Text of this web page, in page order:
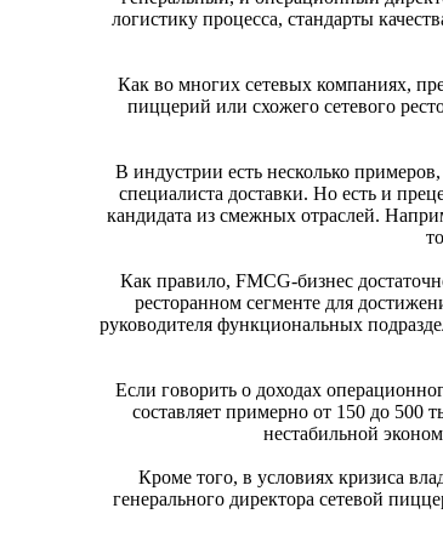
логистику процесса, стандарты
Как во многих сетевых компаниях,
пиццерий или схожего сетевого
В индустрии есть несколько
специалиста доставки. Но есть и
кандидата из смежных отраслей.
Как правило, FMCG-бизнес
ресторанном сегменте для
руководителя функциональных
Если говорить о доходах
составляет примерно от 150 до 500
нестабильной
Кроме того, в условиях кризиса
генерального директора сетевой